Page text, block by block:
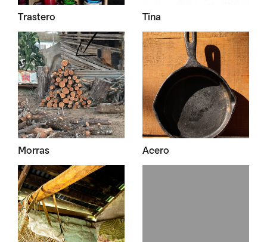
Trastero Tina
Morras Acero